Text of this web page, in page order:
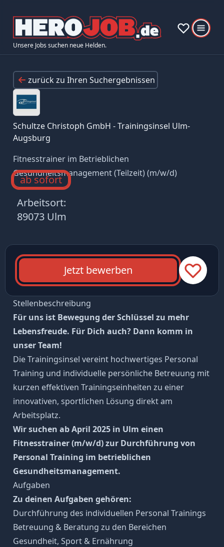
Unsere Jobs suchen neue Helden.
zurück zu Ihren Suchergebnissen
Schultze Christoph GmbH - Trainingsinsel Ulm-
Augsburg
Fitnesstrainer im Betrieblichen
Gesundheitsmanagement (Teilzeit) (m/w/d)
ab sofort
Arbeitsort:
89073 Ulm
Jetzt bewerben
Stellenbeschreibung
Für uns ist Bewegung der Schlüssel zu mehr
Lebensfreude. Für Dich auch? Dann komm in
unser Team!
Die Trainingsinsel vereint hochwertiges Personal
Training und individuelle persönliche Betreuung mit
kurzen effektiven Trainingseinheiten zu einer
innovativen, sportlichen Lösung direkt am
Arbeitsplatz.
Wir suchen ab April 2025 in Ulm einen
Fitnesstrainer (m/w/d) zur Durchführung von
Personal Training im betrieblichen
Gesundheitsmanagement.
Aufgaben
Zu deinen Aufgaben gehören:
Durchführung des individuellen Personal Trainings
Betreuung & Beratung zu den Bereichen
Gesundheit, Sport & Ernährung